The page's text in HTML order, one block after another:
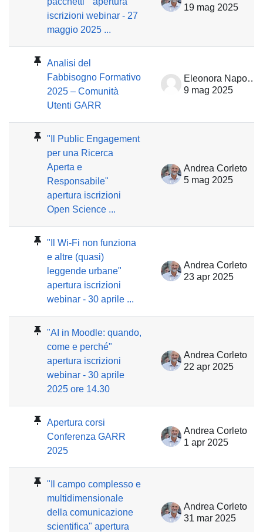
iscrizioni webinar - 27
maggio 2025 ...
19 mag 2025
Analisi del
Fabbisogno Formativo
2025 – Comunità
Utenti GARR
Eleonora Napolitano
9 mag 2025
"Il Public Engagement
per una Ricerca
Aperta e
Responsabile"
apertura iscrizioni
Open Science ...
Andrea Corleto
5 mag 2025
"Il Wi-Fi non funziona
e altre (quasi)
leggende urbane"
apertura iscrizioni
webinar - 30 aprile ...
Andrea Corleto
23 apr 2025
"AI in Moodle: quando,
come e perché"
apertura iscrizioni
webinar - 30 aprile
2025 ore 14.30
Andrea Corleto
22 apr 2025
Apertura corsi
Conferenza GARR
2025
Andrea Corleto
1 apr 2025
"Il campo complesso e
multidimensionale
della comunicazione
scientifica" apertura
Andrea Corleto
31 mar 2025